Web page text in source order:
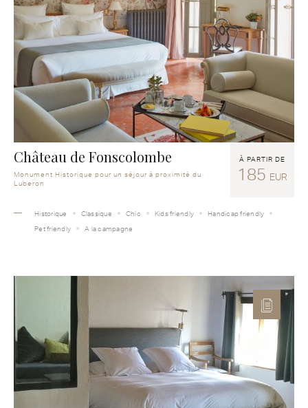
Château de Fonscolombe
Monument Historique pour un séjour à proximité du
Luberon
À PARTIR DE
185 EUR
Historique Classique Chic Kids friendly
Handicap friendly
Pet friendly
A la campagne